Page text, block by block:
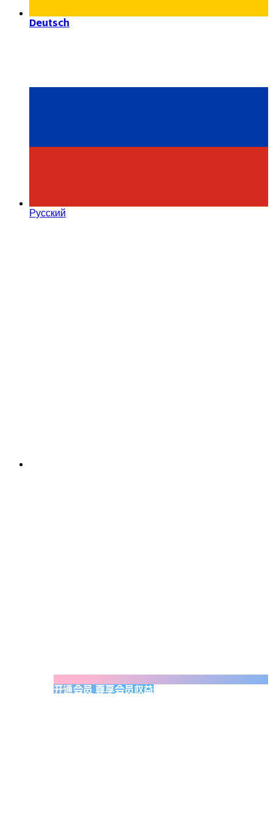
Deutsch
Русский
开通会员 尊享会员权益